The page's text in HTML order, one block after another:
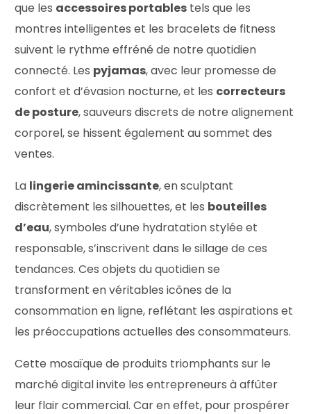
que les accessoires portables tels que les
montres intelligentes et les bracelets de fitness
suivent le rythme effréné de notre quotidien
connecté. Les pyjamas, avec leur promesse de
confort et d’évasion nocturne, et les correcteurs
de posture, sauveurs discrets de notre alignement
corporel, se hissent également au sommet des
ventes.
La lingerie amincissante, en sculptant
discrètement les silhouettes, et les bouteilles
d’eau, symboles d’une hydratation stylée et
responsable, s’inscrivent dans le sillage de ces
tendances. Ces objets du quotidien se
transforment en véritables icônes de la
consommation en ligne, reflétant les aspirations et
les préoccupations actuelles des consommateurs.
Cette mosaïque de produits triomphants sur le
marché digital invite les entrepreneurs à affûter
leur flair commercial. Car en effet, pour prospérer